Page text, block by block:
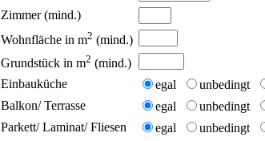
Zimmer (mind.)
Wohnfläche in m2 (mind.)
Grundstück in m2 (mind.)
Einbauküche
egal unbedingt
Balkon/ Terrasse
egal unbedingt
Parkett/ Laminat/ Fliesen
egal unbedingt